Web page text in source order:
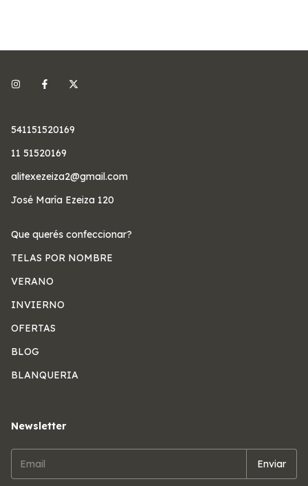
541151520169
11 51520169
alitexezeiza2@gmail.com
José María Ezeiza 120
Que querés confeccionar?
TELAS POR NOMBRE
VERANO
INVIERNO
OFERTAS
BLOG
BLANQUERIA
Newsletter